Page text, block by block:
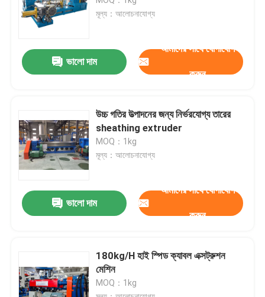
ভিডিও
আমাদের সম্পর্কে
গুণমান নিয়ন্ত্রণ
খবর
একটি উদ্ধৃতি অনুরোধ করুন
মূল্য：আলোচনাযোগ্য
ভালো দাম
আমাদের সাথে যোগাযোগ
করুন
উচ্চ গতির উত্পাদনের জন্য নির্ভরযোগ্য তারের
sheathing extruder
MOQ：1kg
মূল্য：আলোচনাযোগ্য
ভালো দাম
আমাদের সাথে যোগাযোগ
করুন
180kg/H হাই স্পিড ক্যাবল এক্সট্রুশন
মেশিন
MOQ：1kg